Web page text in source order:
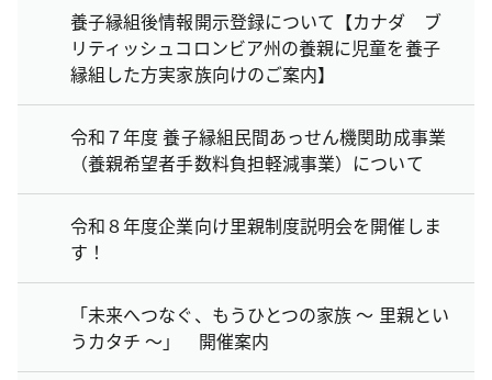
養子縁組後情報開示登録について【カナダ ブ
リティッシュコロンビア州の養親に児童を養子
縁組した方実家族向けのご案内】
令和７年度 養子縁組民間あっせん機関助成事業
（養親希望者手数料負担軽減事業）について
令和８年度企業向け里親制度説明会を開催しま
す！
「未来へつなぐ、もうひとつの家族 ～ 里親とい
うカタチ ～」 開催案内